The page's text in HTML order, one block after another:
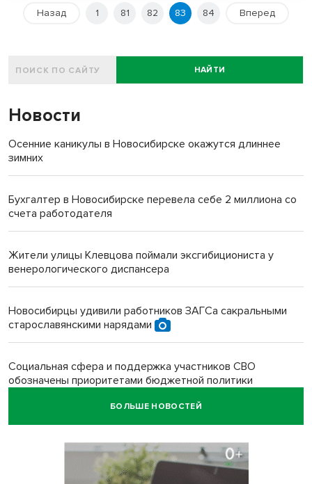
Назад 1 81 82 83 84 Вперед
НАЙТИ
Новости
Осенние каникулы в Новосибирске окажутся длиннее
зимних
Бухгалтер в Новосибирске перевела себе 2 миллиона со
счета работодателя
Жители улицы Клевцова поймали эксгибициониста у
венерологического диспансера
Новосибирцы удивили работников ЗАГСа сакральными
старославянскими нарядами
Социальная сфера и поддержка участников СВО
обозначены приоритетами бюджетной политики
БОЛЬШЕ НОВОСТЕЙ